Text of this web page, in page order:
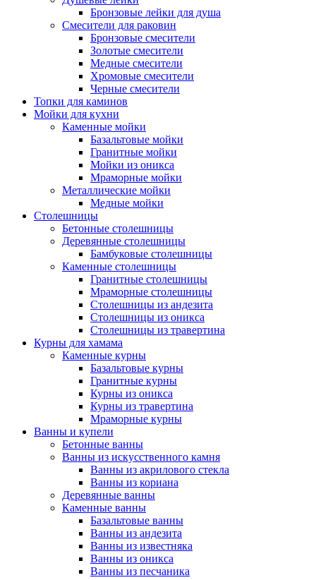
Бронзовые лейки для душа
Смесители для раковин
Бронзовые смесители
Золотые смесители
Медные смесители
Хромовые смесители
Черные смесители
Топки для каминов
Мойки для кухни
Каменные мойки
Базальтовые мойки
Гранитные мойки
Мойки из оникса
Мраморные мойки
Металлические мойки
Медные мойки
Столешницы
Бетонные столешницы
Деревянные столешницы
Бамбуковые столешницы
Каменные столешницы
Гранитные столешницы
Мраморные столешницы
Столешницы из андезита
Столешницы из оникса
Столешницы из травертина
Курны для хамама
Каменные курны
Базальтовые курны
Гранитные курны
Курны из оникса
Курны из травертина
Мраморные курны
Ванны и купели
Бетонные ванны
Ванны из искусственного камня
Ванны из акрилового стекла
Ванны из кориана
Деревянные ванны
Каменные ванны
Базальтовые ванны
Ванны из андезита
Ванны из известняка
Ванны из оникса
Ванны из песчаника